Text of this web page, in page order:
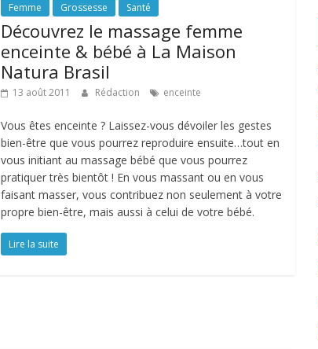
Femme Grossesse Santé
Découvrez le massage femme
enceinte & bébé à La Maison
Natura Brasil
13 août 2011 Rédaction enceinte
Vous êtes enceinte ? Laissez-vous dévoiler les gestes
bien-être que vous pourrez reproduire ensuite…tout en
vous initiant au massage bébé que vous pourrez
pratiquer très bientôt ! En vous massant ou en vous
faisant masser, vous contribuez non seulement à votre
propre bien-être, mais aussi à celui de votre bébé.
Lire la suite